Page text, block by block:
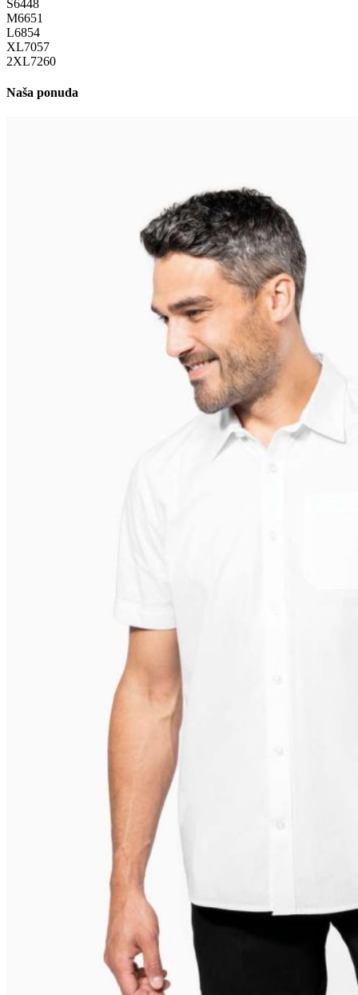
S6448
M6651
L6854
XL7057
2XL7260
Naša ponuda